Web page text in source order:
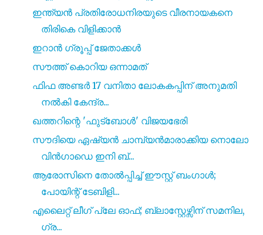
ഇന്ത്യൻ പ്രതിരോധനിരയുടെ വീരനായകനെ
തിരികെ വിളിക്കാൻ
ഇറാൻ ഗ്രൂപ്പ് ജേതാക്കൾ
സൗത്ത് കൊറിയ ഒന്നാമത്
ഫിഫ അണ്ടർ 17 വനിതാ ലോകകപ്പിന് അനുമതി
നൽകി കേന്ദ്ര...
ഖത്തറിന്റെ 'ഫുട്‌ബോൾ' വിജയഭേരി
സൗദിയെ ഏഷ്യൻ ചാമ്പ്യൻമാരാക്കിയ നൊലോ
വിൻഗാഡെ ഇനി ബ്...
ആരോസിനെ തോൽപ്പിച്ച് ഈസ്റ്റ് ബംഗാൾ;
പോയിന്റ് ടേബിളി...
എലൈറ്റ് ലീഗ് പ്ലേ ഓഫ്; ബ്ലാസ്റ്റേഴ്സിന് സമനില,
ഗ്ര...